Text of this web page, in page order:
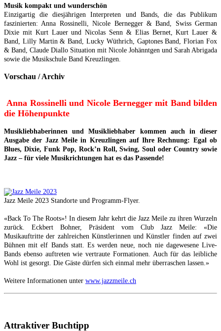
Musik kompakt und wunderschön
Einzigartig die diesjährigen Interpreten und Bands, die das Publikum
faszinierten: Anna Rossinelli, Nicole Bernegger & Band, Swiss German
Dixie mit Kurt Lauer und Nicolas Senn & Elias Bernet, Kurt Lauer &
Band, Lilly Martin & Band, Lucky Wüthrich, Gaptones Band, Florian Fox
& Band, Claude Diallo Situation mit Nicole Johänntgen und Sarah Abrigada
sowie die Musikschule Band Kreuzlingen.
Vorschau / Archiv
Anna Rossinelli und Nicole Bernegger mit Band bilden
die Höhenpunkte
Musikliebhaberinnen und Musikliebhaber kommen auch in dieser
Ausgabe der Jazz Meile in Kreuzlingen auf Ihre Rechnung: Egal ob
Blues, Dixie, Funk Pop, Rock’n Roll, Swing, Soul oder Country sowie
Jazz – für viele Musikrichtungen hat es das Passende!
Jazz Meile 2023 Standorte und Programm-Flyer.
«Back To The Roots»! In diesem Jahr kehrt die Jazz Meile zu ihren Wurzeln
zurück. Eckbert Bohner, Präsident vom Club Jazz Meile: «Die
Musikauftritte der zahlreichen Künstlerinnen und Künstler finden auf zwei
Bühnen mit elf Bands statt. Es werden neue, noch nie dagewesene Live-
Bands ebenso auftreten wie vertraute Formationen. Auch für das leibliche
Wohl ist gesorgt. Die Gäste dürfen sich einmal mehr überraschen lassen.»
Weitere Informationen unter www.jazzmeile.ch
Attraktiver Buchtipp